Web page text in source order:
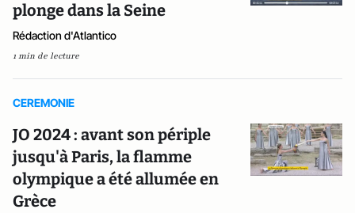
plonge dans la Seine
Rédaction d'Atlantico
1 min de lecture
CEREMONIE
JO 2024 : avant son périple
jusqu'à Paris, la flamme
olympique a été allumée en
Grèce